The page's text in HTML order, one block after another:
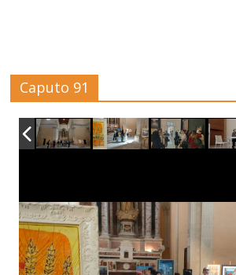
Caputo 91